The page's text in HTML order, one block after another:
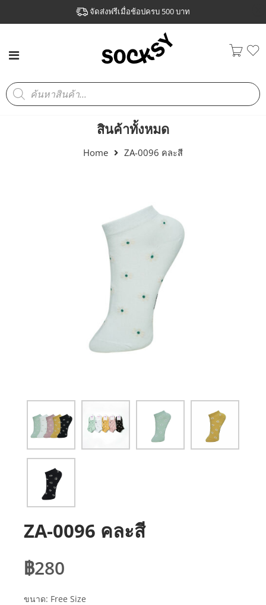
จัดส่งฟรีเมื่อช้อปครบ 500 บาท
สินค้าทั้งหมด
Home ZA-0096 คละสี
ZA-0096 คละสี
฿280
ขนาด: Free Size